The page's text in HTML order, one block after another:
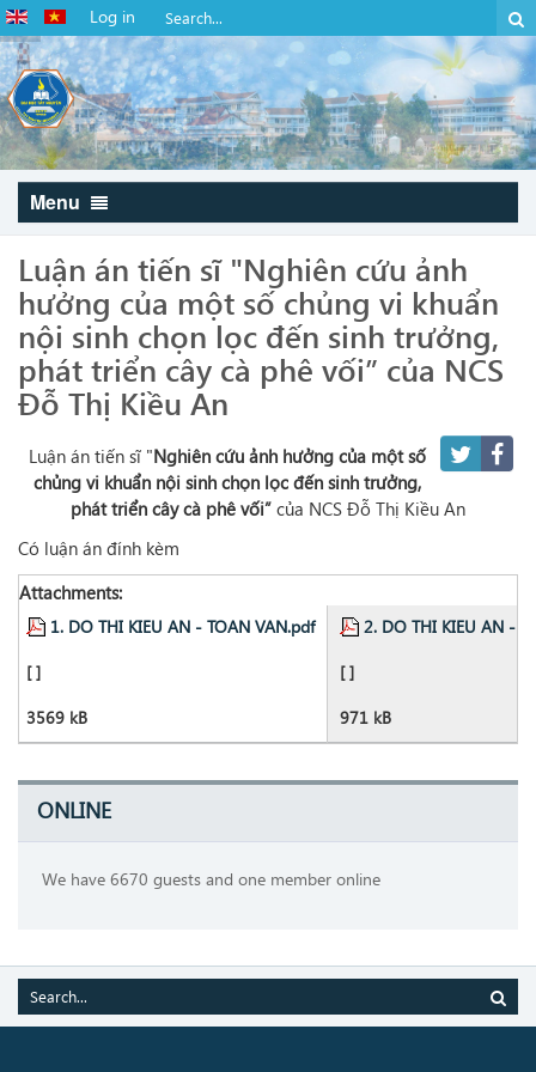
Log in
Menu
Luận án tiến sĩ "Nghiên cứu ảnh
hưởng của một số chủng vi khuẩn
nội sinh chọn lọc đến sinh trưởng,
phát triển cây cà phê vối” của NCS
Đỗ Thị Kiều An
Luận án tiến sĩ "Nghiên cứu ảnh hưởng của một số
chủng vi khuẩn nội sinh chọn lọc đến sinh trưởng,
phát triển cây cà phê vối” của NCS Đỗ Thị Kiều An
Có luận án đính kèm
Attachments:
1. DO THI KIEU AN - TOAN VAN.pdf
[ ]
3569 kB
2. DO THI KIEU AN -
[ ]
971 kB
ONLINE
We have 6670 guests and one member online